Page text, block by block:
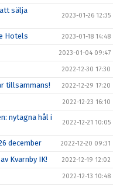
att sälja
2023-01-26 12:35
Hotels 2023-01-18 14:48
2023-01-04 09:47
2022-12-30 17:30
tillsammans! 2022-12-29 17:20
2022-12-23 16:10
nytagna hål i
2022-12-21 10:05
december 2022-12-20 09:31
Kvarnby IK! 2022-12-19 12:02
2022-12-13 10:48